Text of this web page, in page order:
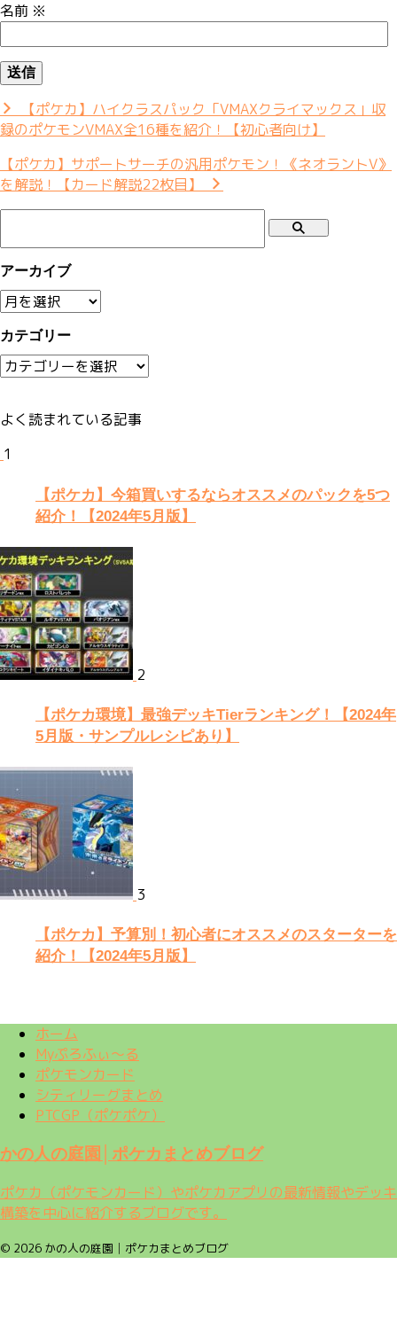
名前 ※
【ポケカ】ハイクラスパック「VMAXクライマックス」収
録のポケモンVMAX全16種を紹介！【初心者向け】
【ポケカ】サポートサーチの汎用ポケモン！《ネオラントV》
を解説！【カード解説22枚目】
アーカイブ
ア
ー
カ
イ
ブ
カテゴリー
カ
テ
リ
ー
よく読まれている記事
1
【ポケカ】今箱買いするならオススメのパックを5つ
紹介！【2024年5月版】
2
【ポケカ環境】最強デッキTierランキング！【2024年
5月版・サンプルレシピあり】
3
【ポケカ】予算別！初心者にオススメのスターターを
紹介！【2024年5月版】
ホーム
Myぷろふぃ～る
ポケモンカード
シティリーグまとめ
PTCGP（ポケポケ）
かの人の庭園│ポケカまとめブログ
ポケカ（ポケモンカード）やポケカアプリの最新情報やデッキ
構築を中心に紹介するブログです。
© 2026 かの人の庭園│ポケカまとめブログ